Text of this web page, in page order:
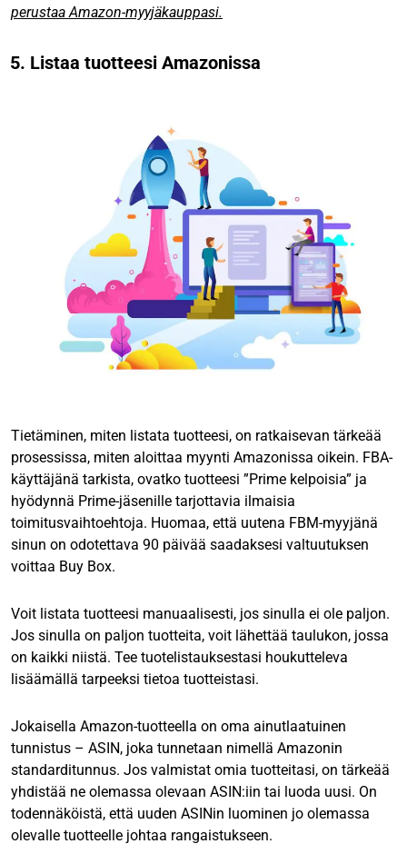
perustaa Amazon-myyjäkauppasi.
5. Listaa tuotteesi Amazonissa
Tietäminen, miten listata tuotteesi, on ratkaisevan tärkeää
prosessissa, miten aloittaa myynti Amazonissa oikein. FBA-
käyttäjänä tarkista, ovatko tuotteesi ”Prime kelpoisia” ja
hyödynnä Prime-jäsenille tarjottavia ilmaisia
toimitusvaihtoehtoja. Huomaa, että uutena FBM-myyjänä
sinun on odotettava 90 päivää saadaksesi valtuutuksen
voittaa Buy Box.
Voit listata tuotteesi manuaalisesti, jos sinulla ei ole paljon.
Jos sinulla on paljon tuotteita, voit lähettää taulukon, jossa
on kaikki niistä. Tee tuotelistauksestasi houkutteleva
lisäämällä tarpeeksi tietoa tuotteistasi.
Jokaisella Amazon-tuotteella on oma ainutlaatuinen
tunnistus – ASIN, joka tunnetaan nimellä Amazonin
standarditunnus. Jos valmistat omia tuotteitasi, on tärkeää
yhdistää ne olemassa olevaan ASIN:iin tai luoda uusi. On
todennäköistä, että uuden ASINin luominen jo olemassa
olevalle tuotteelle johtaa rangaistukseen.